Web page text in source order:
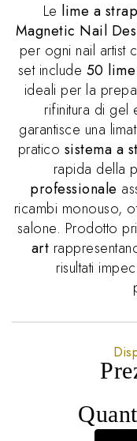
Le lime a
Magnetic Nail
per ogni nail artist
set include 50
ideali per la
rifinitura di gel
garantisce una
pratico sistema a
rapida della
professionale
ricambi monouso,
salone. Prodotto
art
risultati